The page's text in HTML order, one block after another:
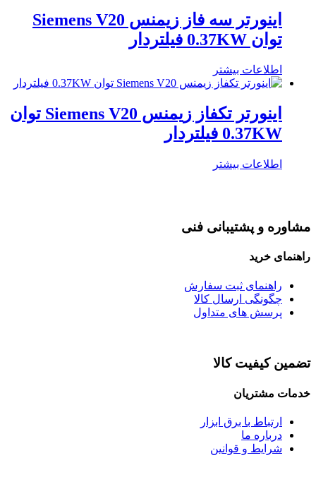
اینورتر سه فاز زیمنس Siemens V20
توان 0.37KW فیلتردار
اطلاعات بیشتر
اینورتر تکفاز زیمنس Siemens V20 توان
0.37KW فیلتردار
اطلاعات بیشتر
مشاوره و پشتیبانی فنی
راهنمای خرید
راهنمای ثبت سفارش
چگونگی ارسال کالا
پرسش های متداول
تضمین کیفیت کالا
خدمات مشتریان
ارتباط با برق ابزار
درباره ما
شرایط و قوانین